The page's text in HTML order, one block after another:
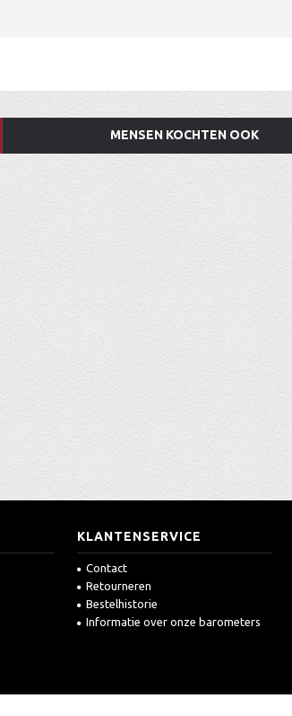
MENSEN KOCHTEN OOK
KLANTENSERVICE
Contact
Retourneren
Bestelhistorie
Informatie over onze barometers